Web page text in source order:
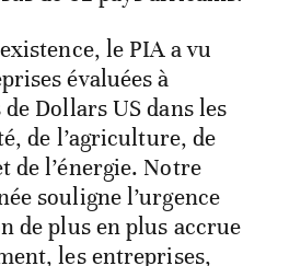
le PIA a vu
évaluées à
Dollars US dans les
de l’agriculture, de
de l’énergie. Notre
souligne l’urgence
de plus en plus accrue
les entreprises,